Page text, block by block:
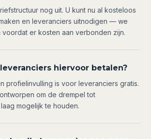
nog uit. U kunt nu al kosteloos
en leveranciers uitnodigen — we
voordat er kosten aan verbonden zijn.
hiervoor betalen?
profielinvulling is voor leveranciers gratis.
om de drempel tot
mogelijk te houden.